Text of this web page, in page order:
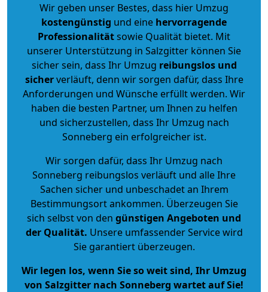
Wir geben unser Bestes, dass hier Umzug
kostengünstig und eine hervorragende
Professionalitätsowie Qualität bietet. Mit
unserer Unterstützung in Salzgitter können Sie
sicher sein, dass Ihr Umzug reibungslos und
sicherverläuft, denn wir sorgen dafür, dass Ihre
Anforderungen und Wünsche erfüllt werden. Wir
haben die besten Partner, um Ihnen zu helfen
und sicherzustellen, dass Ihr Umzug nach
Sonneberg ein erfolgreicher ist.
Wir sorgen dafür, dass Ihr Umzug nach
Sonneberg reibungslos verläuft und alle Ihre
Sachen sicher und unbeschadet an Ihrem
Bestimmungsort ankommen. Überzeugen Sie
sich selbst von den günstigen Angeboten und
der Qualität. Unsere umfassender Service wird
Sie garantiert überzeugen.
Wir legen los, wenn Sie so weit sind, Ihr Umzug
von Salzgitter nach Sonneberg wartet auf Sie!